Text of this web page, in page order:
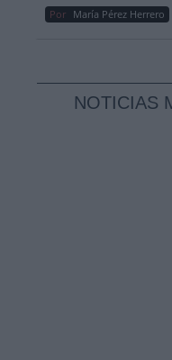
Por María Pérez Herrero
NOTICIAS